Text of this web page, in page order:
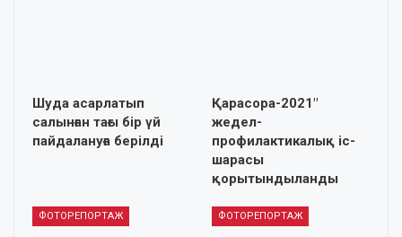
Шуда асарлатып
салынған тағы бір үй
пайдалануға берілді
Қарасора-2021″
жедел-
профилактикалық іс-
шарасы
қорытындыланды
ФОТОРЕПОРТАЖ ФОТОРЕПОРТАЖ